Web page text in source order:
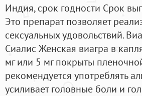
Индия, срок годности Срок
Это препарат позволяет
сексуальных удовольствий.
Сиалис Женская виагра в
мг или 5 мг покрыты
рекомендуется употреблять
усиливает головные боли и